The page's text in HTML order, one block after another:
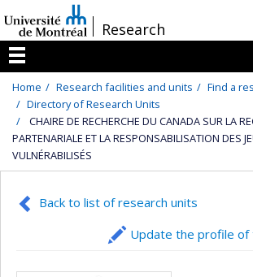
au
contenu
/Research
Menu
Home Research facilities and units
Find a
Directory of Research Units
CHAIRE DE RECHERCHE DU CANADA SUR LA
PARTENARIALE ET LA RESPONSABILISATION DES
VULNÉRABILISÉS
Back to list of research units
Update the profile of